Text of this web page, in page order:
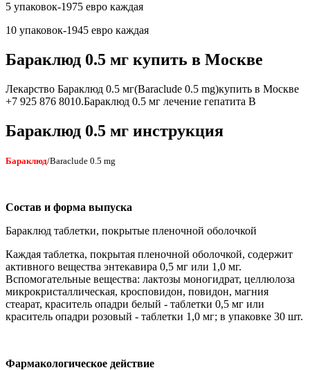
5 упаковок-1975 евро каждая
10 упаковок-1945 евро каждая
Бараклюд 0.5 мг купить в Москве
Лекарство Бараклюд 0.5 мг(Baraclude 0.5 mg)купить в Москве
+7 925 876 8010.Бараклюд 0.5 мг лечение гепатита B
Бараклюд 0.5 мг инструкция
Бараклюд/Baraclude 0.5 mg
Состав и форма выпуска
Бараклюд таблетки, покрытые пленочной оболочкой
Каждая таблетка, покрытая пленочной оболочкой, содержит
активного вещества энтекавира 0,5 мг или 1,0 мг.
Вспомогательные вещества: лактозы моногидрат, целлюлоза
микрокристаллическая, кросповидон, повидон, магния
стеарат, краситель опадри белый - таблетки 0,5 мг или
краситель опадри розовый - таблетки 1,0 мг; в упаковке 30 шт.
Фармакологическое действие